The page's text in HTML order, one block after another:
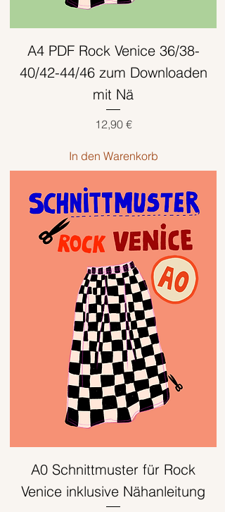
A4 PDF Rock Venice 36/38-
40/42-44/46 zum Downloaden
mit Nä
Preis
12,90 €
In den Warenkorb
A0 Schnittmuster für Rock
Venice inklusive Nähanleitung